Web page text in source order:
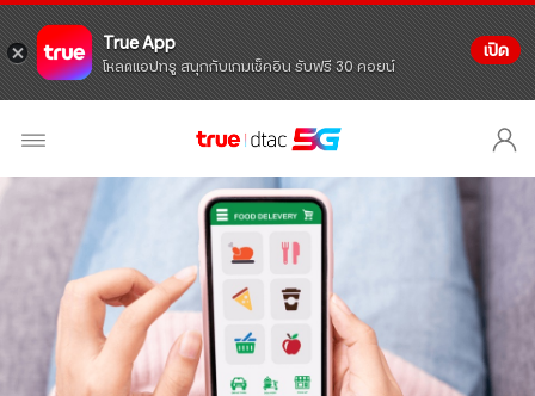
True App
โหลดแอปทรู สนุกกับเกมเช็คอิน รับฟรี 30 คอยน์
เปิด